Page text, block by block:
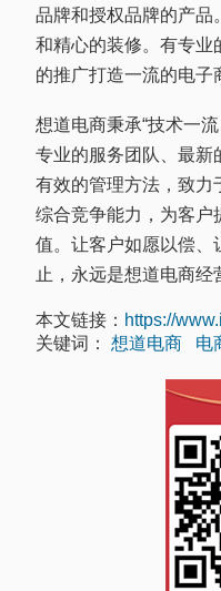
品牌和授权品牌的产品
和精心的装修。有专业
的推广打造一流的电子
想道电商秉承“技术一
专业的服务团队、最新
有效的管理方法，致力
综合竞争能力，为客户
值。让客户如愿以偿、
止，永远是想道电商经
本文链接： https://
关键词： 想道电商 电